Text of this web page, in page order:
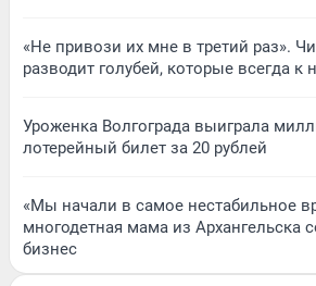
«Не привози их мне в третий раз».
разводит голубей, которые всегда к
Уроженка Волгограда выиграла
лотерейный билет за 20 рублей
«Мы начали в самое нестабильное
многодетная мама из Архангельска
бизнес